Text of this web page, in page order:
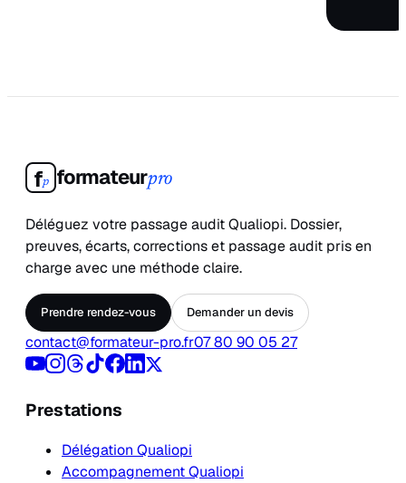
fp formateurpro
Déléguez votre passage audit Qualiopi. Dossier,
preuves, écarts, corrections et passage audit pris en
charge avec une méthode claire.
Prendre rendez-vous Demander un devis
contact@formateur-pro.fr07 80 90 05 27
Prestations
Délégation Qualiopi
Accompagnement Qualiopi